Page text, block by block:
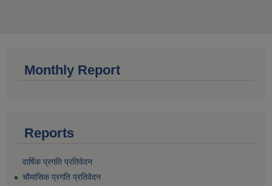
Monthly Report
Reports
वार्षिक प्रगति प्रतिवेदन
चौमासिक प्रगति प्रतिवेदन